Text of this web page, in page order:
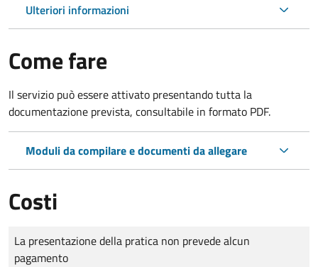
Ulteriori informazioni
Come fare
Il servizio può essere attivato presentando tutta la
documentazione prevista, consultabile in formato PDF.
Moduli da compilare e documenti da allegare
Costi
Tipo di pagamento
Importo
La presentazione della pratica non prevede alcun
pagamento